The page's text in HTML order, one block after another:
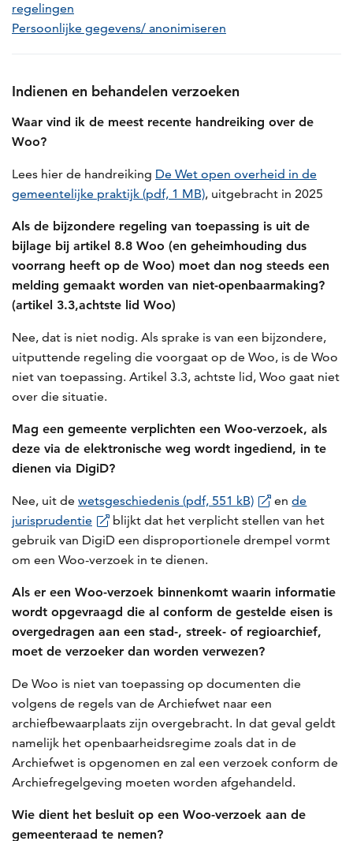
regelingen
Persoonlijke gegevens/ anonimiseren
Indienen en behandelen verzoeken
Waar vind ik de meest recente handreiking over de
Woo?
Lees hier de handreiking De Wet open overheid in de
gemeentelijke praktijk (pdf, 1 MB), uitgebracht in 2025
Als de bijzondere regeling van toepassing is uit de
bijlage bij artikel 8.8 Woo (en geheimhouding dus
voorrang heeft op de Woo) moet dan nog steeds een
melding gemaakt worden van niet-openbaarmaking?
(artikel 3.3,achtste lid Woo)
Nee, dat is niet nodig. Als sprake is van een bijzondere,
uitputtende regeling die voorgaat op de Woo, is de Woo
niet van toepassing. Artikel 3.3, achtste lid, Woo gaat niet
over die situatie.
Mag een gemeente verplichten een Woo-verzoek, als
deze via de elektronische weg wordt ingediend, in te
dienen via DigiD?
Nee, uit de wetsgeschiedenis (pdf, 551 kB) ende
jurisprudentie
blijkt dat het verplicht stellen van het
gebruik van DigiD een disproportionele drempel vormt
om een Woo-verzoek in te dienen.
Als er een Woo-verzoek binnenkomt waarin informatie
wordt opgevraagd die al conform de gestelde eisen is
overgedragen aan een stad-, streek- of regioarchief,
moet de verzoeker dan worden verwezen?
De Woo is niet van toepassing op documenten die
volgens de regels van de Archiefwet naar een
archiefbewaarplaats zijn overgebracht. In dat geval geldt
namelijk het openbaarheidsregime zoals dat in de
Archiefwet is opgenomen en zal een verzoek conform de
Archiefregelgeving moeten worden afgehandeld.
Wie dient het besluit op een Woo-verzoek aan de
gemeenteraad te nemen?